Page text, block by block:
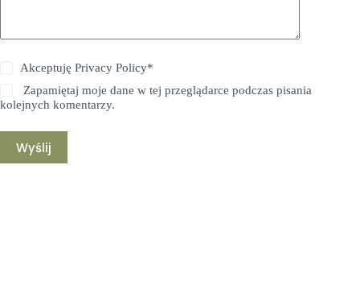
AkceptujęPrivacy Policy*
Zapamiętaj moje dane w tej przeglądarce podczas pisania
kolejnych komentarzy.
Wyślij